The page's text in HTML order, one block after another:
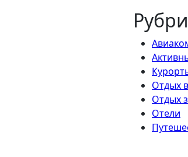
Отдых
Отдых
Отели